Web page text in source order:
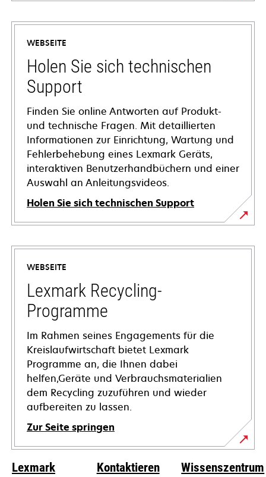
WEBSEITE
Holen Sie sich technischen
Support
Finden Sie online Antworten auf Produkt-
und technische Fragen. Mit detaillierten
Informationen zur Einrichtung, Wartung und
Fehlerbehebung eines Lexmark Geräts,
interaktiven Benutzerhandbüchern und einer
Auswahl an Anleitungsvideos.
Holen Sie sich technischen Support
wird
in
neuen
Registerkarte
geöffnet
WEBSEITE
Lexmark Recycling-
Programme
Im Rahmen seines Engagements für die
Kreislaufwirtschaft bietet Lexmark
Programme an, die Ihnen dabei
helfen,Geräte und Verbrauchsmaterialien
dem Recycling zuzuführen und wieder
aufbereiten zu lassen.
Zur Seite springen
Lexmark Kontaktieren Wissenszentrum